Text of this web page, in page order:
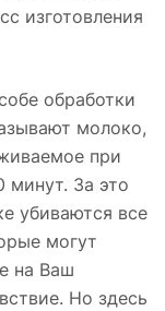
изготовления
обработки
молоко,
при
минут. За это
убиваются все
могут
на Ваш
Но здесь